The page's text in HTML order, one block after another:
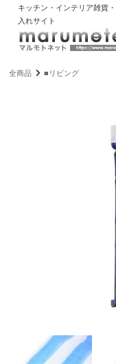
キッチン・インテリア雑貨
入れサイト
全商品 ■リビング